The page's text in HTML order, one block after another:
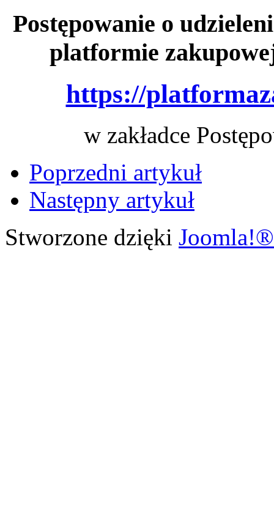
Postępowanie o
platformie
https://
w zakładce
Poprzedni artykuł
Następny artykuł
Stworzone dzięki Joomla!®